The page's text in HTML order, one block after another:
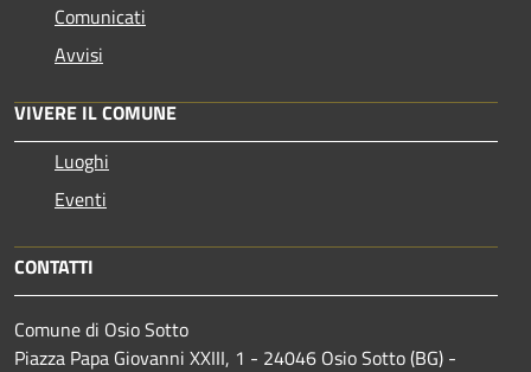
Comunicati
Avvisi
VIVERE IL COMUNE
Luoghi
Eventi
CONTATTI
Comune di Osio Sotto
Piazza Papa Giovanni XXIII, 1 - 24046 Osio Sotto (BG) -